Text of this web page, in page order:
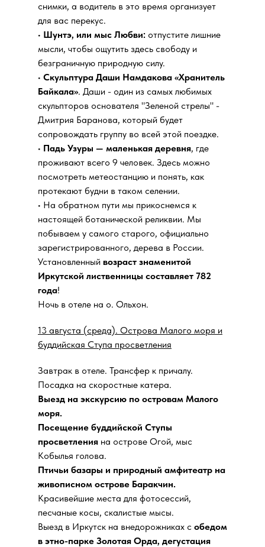
13 августа (среда). Острова Малого моря и
буддийская Ступа просветления
снимки, а водитель в это время организует
для вас перекус.
• Шунтэ, или мыс Любви: отпустите лишние
мысли, чтобы ощутить здесь свободу и
безграничную природную силу.
• Скульптура Даши Намдакова «Хранитель
Байкала». Даши - один из самых любимых
скульпторов основателя "Зеленой стрелы" -
Дмитрия Баранова, который будет
сопровождать группу во всей этой поездке.
• Падь Узуры — маленькая деревня, где
проживают всего 9 человек. Здесь можно
посмотреть метеостанцию и понять, как
протекают будни в таком селении.
• На обратном пути мы прикоснемся к
настоящей ботанической реликвии. Мы
побываем у самого старого, официально
зарегистрированного, дерева в России.
Установленный возраст знаменитой
Иркутской лиственницы составляет 782
года!
Ночь в отеле на о. Ольхон.
Завтрак в отеле. Трансфер к причалу.
Посадка на скоростные катера.
Выезд на экскурсию по островам Малого
моря.
Посещение буддийской Ступы
просветления на острове Огой, мыс
Кобылья голова.
Птичьи базары и природный амфитеатр на
живописном острове Баракчин.
Красивейшие места для фотосессий,
песчаные косы, скалистые мысы.
Выезд в Иркутск на внедорожниках с обедом
в этно-парке Золотая Орда, дегустация